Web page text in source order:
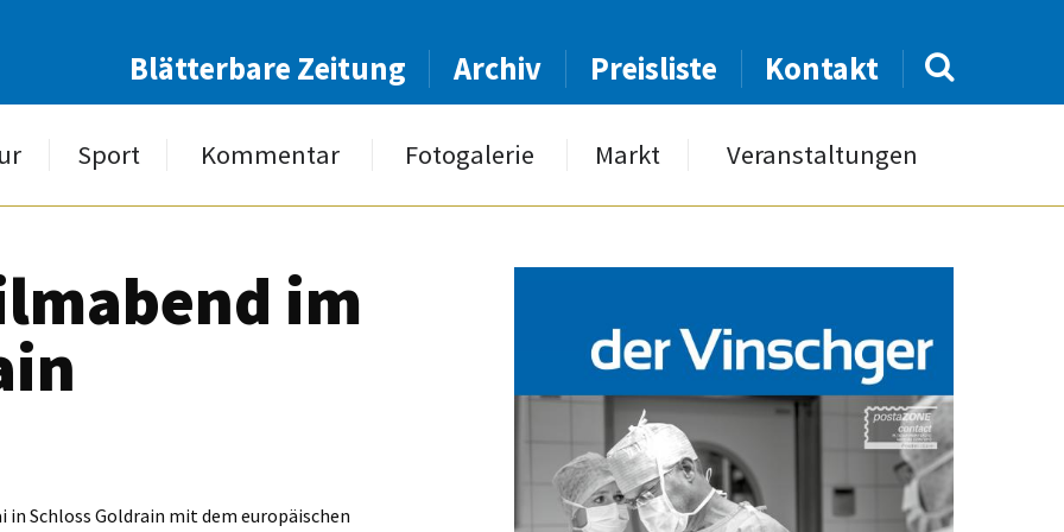
Blätterbare Zeitung Archiv Preisliste Kontakt
Sport Kommentar Fotogalerie Markt Veranstaltungen
im
in Schloss Goldrain mit dem europäischen